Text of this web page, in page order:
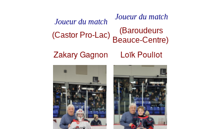
Joueur du match
(Castor Pro-Lac)
Joueur du match
(Baroudeurs
Beauce-Centre)
Zakary Gagnon Loïk Pouliot